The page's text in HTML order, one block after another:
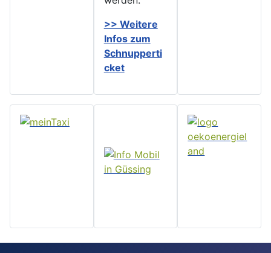
>> Weitere
Infos zum
Schnupperti
cket